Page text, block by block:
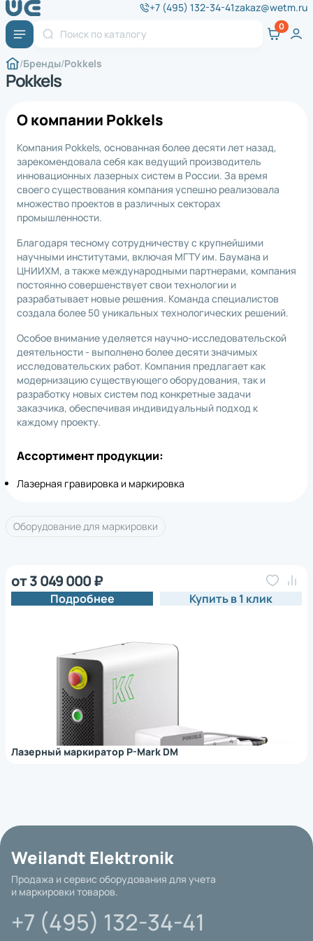
+7 (495) 132-34-41zakaz@wetm.ru
Бренды Pokkels
Pokkels
О компании Pokkels
Компания Pokkels, основанная более десяти лет назад,
зарекомендовала себя как ведущий производитель
инновационных лазерных систем в России. За время
своего существования компания успешно реализовала
множество проектов в различных секторах
промышленности.
Благодаря тесному сотрудничеству с крупнейшими
научными институтами, включая МГТУ им. Баумана и
ЦНИИХМ, а также международными партнерами, компания
постоянно совершенствует свои технологии и
разрабатывает новые решения. Команда специалистов
создала более 50 уникальных технологических решений.
Особое внимание уделяется научно-исследовательской
деятельности - выполнено более десяти значимых
исследовательских работ. Компания предлагает как
модернизацию существующего оборудования, так и
разработку новых систем под конкретные задачи
заказчика, обеспечивая индивидуальный подход к
каждому проекту.
Ассортимент продукции:
Лазерная гравировка и маркировка
Оборудование для маркировки
Лазерный маркиратор P-Mark DM
от 3 049 000 ₽
Подробнее Купить в 1 клик
Weilandt Elektronik
Продажа и сервис оборудования для учета
и маркировки товаров.
+7 (495) 132-34-41
даете согласие на
персональных
*Нажимая на кнопку, вы
даете согласие на
обработку
*Нажимая на кнопку, вы
обработку
*Нажимая на кнопку, вы даете согласие на
обработку персональных данных